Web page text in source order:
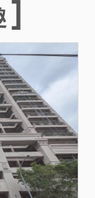
增建部分
增建）係
章建築，
核發之權
有權登
建物涉及
經新北市
大隊以新
知書認定